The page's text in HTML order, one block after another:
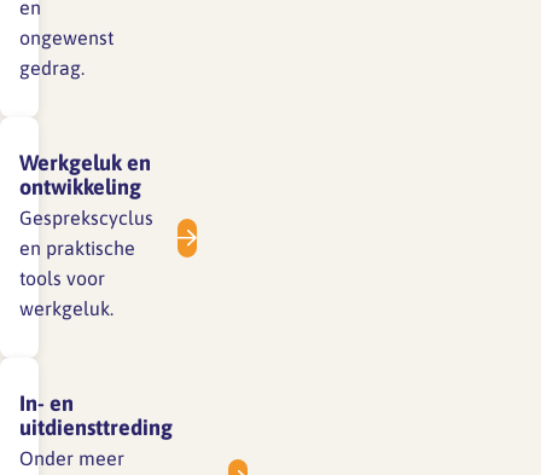
en
ongewenst
gedrag.
Werkgeluk en
ontwikkeling
Gesprekscyclus
en praktische
tools voor
werkgeluk.
In- en
uitdiensttreding
Onder meer